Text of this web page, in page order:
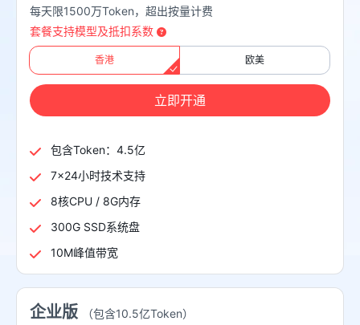
每天限1500万Token，超出按量计费
套餐支持模型及抵扣系数
香港 欧美
立即开通
包含Token：4.5亿
7×24小时技术支持
8核CPU / 8G内存
300G SSD系统盘
10M峰值带宽
企业版 （包含10.5亿Token）